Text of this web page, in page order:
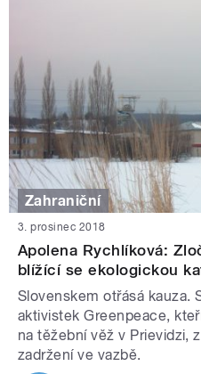
Zahraniční
3. prosinec 2018
Apolena Rychlíková:
blížící se ekologickou
Slovenskem otřásá kauza.
aktivistek Greenpeace,
na těžební věž v Prievidzi,
zadržení ve vazbě.